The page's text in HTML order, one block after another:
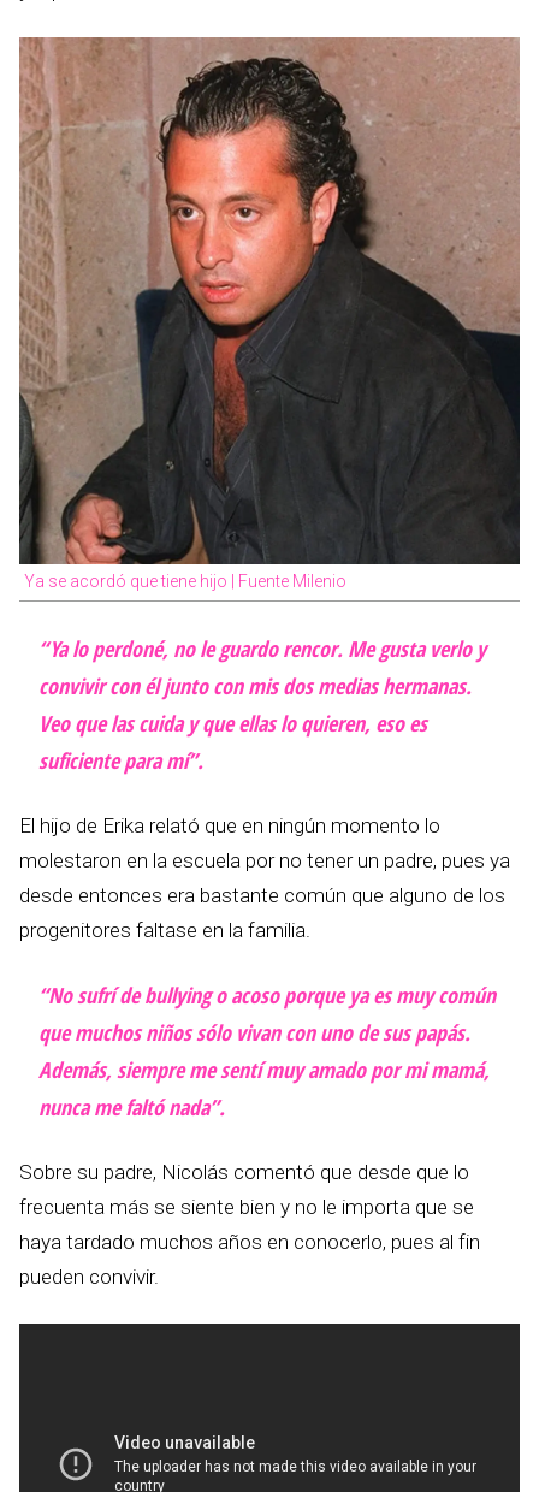
Ya se acordó que tiene hijo | Fuente Milenio
“Ya lo perdoné, no le guardo rencor. Me gusta verlo y
convivir con él junto con mis dos medias hermanas.
Veo que las cuida y que ellas lo quieren, eso es
suficiente para mí”.
El hijo de Erika relató que en ningún momento lo
molestaron en la escuela por no tener un padre, pues ya
desde entonces era bastante común que alguno de los
progenitores faltase en la familia.
“No sufrí de bullying o acoso porque ya es muy común
que muchos niños sólo vivan con uno de sus papás.
Además, siempre me sentí muy amado por mi mamá,
nunca me faltó nada”.
Sobre su padre, Nicolás comentó que desde que lo
frecuenta más se siente bien y no le importa que se
haya tardado muchos años en conocerlo, pues al fin
pueden convivir.